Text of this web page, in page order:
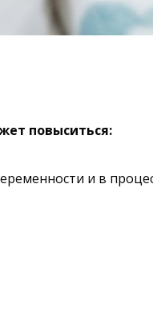
повыситься:
и в